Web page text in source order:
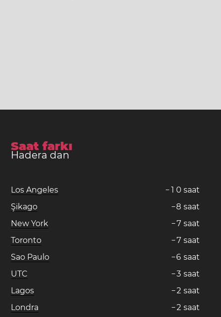
Saat farkı
Hadera dan
Los Angeles − 1 0 saat
Şikago
−8 saat
New York
−7 saat
Toronto
−7 saat
Sao Paulo
−6 saat
UTC
−3 saat
Lagos
−2 saat
Londra
−2 saat